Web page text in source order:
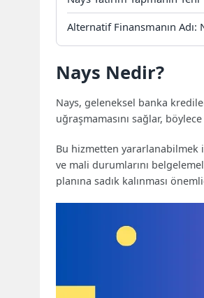
Alternatif Finansmanın Adı:
Nays Nedir?
Nays, geleneksel banka
uğraşmamasını sağlar,
Bu hizmetten yararlanabilmek
ve mali durumlarını
planına sadık kalınması